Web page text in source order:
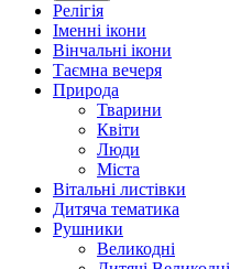
Релігія
Іменні ікони
Вінчальні ікони
Таємна вечеря
Природа
Тварини
Квіти
Люди
Міста
Вітальні листівки
Дитяча тематика
Рушники
Великодні